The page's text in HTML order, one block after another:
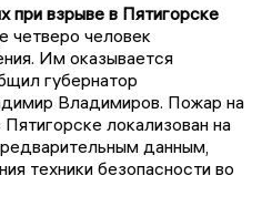
при взрыве в Пятигорске
четверо человек
Им оказывается
губернатор
Владимиров. Пожар на
локализован на
данным,
техники безопасности во